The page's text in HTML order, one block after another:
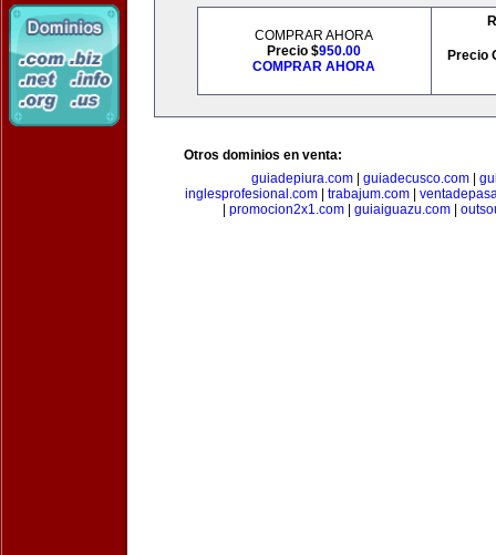
COMPRAR AHORA
Precio $950.00
COMPRAR AHORA
Precio
Otros dominios en venta:
guiadepiura.com| guiadecusco.com|
inglesprofesional.com| trabajum.com|
promocion2x1.com guiaiguazu.com